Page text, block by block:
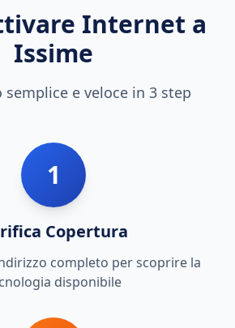
Internet a
Issime
semplice e veloce in 3 step
1
Copertura
completo per scoprire la
disponibile